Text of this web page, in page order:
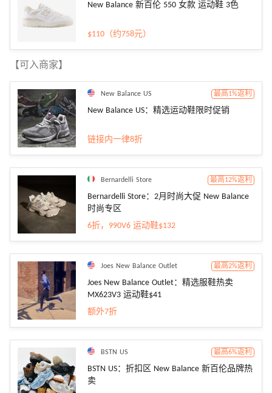
New Balance 新百伦 550 女款 运动鞋 3色
$110（约758元）
【可入商家】
New Balance US 最高1%返利
New Balance US：精选运动鞋限时促销
链接内一律8折
Bernardelli Store 最高12%返利
Bernardelli Store：2月时尚大促 New Balance
时尚专区
6折，990V6 运动鞋$132
Joes New Balance Outlet 最高2%返利
Joes New Balance Outlet：精选服鞋热卖
MX623V3 运动鞋$41
额外7折
BSTN US 最高6%返利
BSTN US：折扣区 New Balance 新百伦品牌热
卖